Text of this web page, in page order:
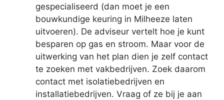
gespecialiseerd (dan moet je een
bouwkundige keuring in Milheeze laten
uitvoeren). De adviseur vertelt hoe je kunt
besparen op gas en stroom. Maar voor de
uitwerking van het plan dien je zelf contact
te zoeken met vakbedrijven. Zoek daarom
contact met isolatiebedrijven en
installatiebedrijven. Vraag of ze bij je aan